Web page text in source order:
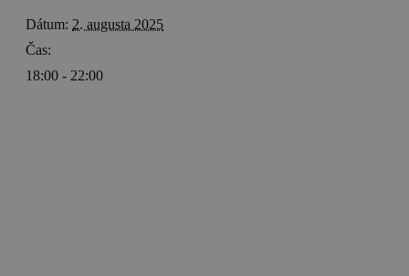
Dátum: 2. augusta 2025
Čas:
18:00 - 22:00